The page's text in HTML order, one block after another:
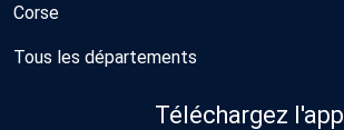
Corse
Tous les départements
Téléchargez l'app